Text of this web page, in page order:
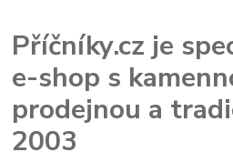
Příčníky.cz je
e-shop s
prodejnou a
2003